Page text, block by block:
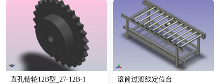
直孔链轮12B型_27-12B-1 滚筒过渡线定位台